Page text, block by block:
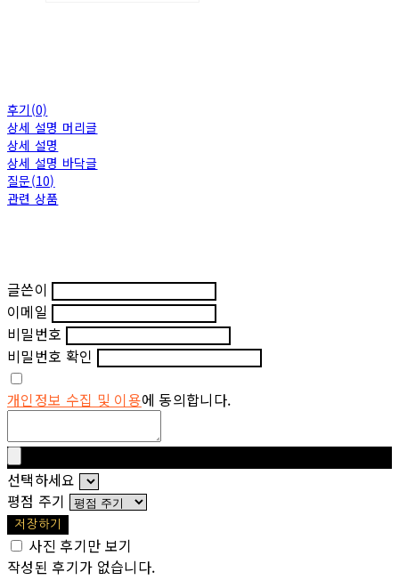
후기(0)
상세 설명 머리글
상세 설명
상세 설명 바닥글
질문(10)
관련 상품
글쓴이
이메일
비밀번호
비밀번호 확인
개인정보 수집 및 이용에 동의합니다.
선택하세요
평점 주기
저장하기
사진 후기만 보기
작성된 후기가 없습니다.